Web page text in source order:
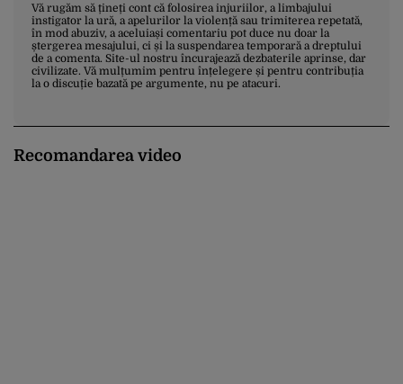
Vă rugăm să țineți cont că folosirea injuriilor, a limbajului
instigator la ură, a apelurilor la violență sau trimiterea repetată,
în mod abuziv, a aceluiași comentariu pot duce nu doar la
ștergerea mesajului, ci și la suspendarea temporară a dreptului
de a comenta. Site-ul nostru încurajează dezbaterile aprinse, dar
civilizate. Vă mulțumim pentru înțelegere și pentru contribuția
la o discuție bazată pe argumente, nu pe atacuri.
Recomandarea video